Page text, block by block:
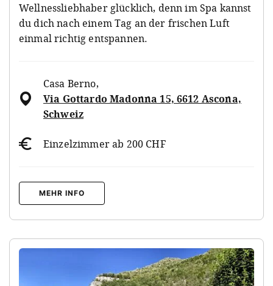
Wellnessliebhaber glücklich, denn im Spa kannst
du dich nach einem Tag an der frischen Luft
einmal richtig entspannen.
Casa Berno,
Via Gottardo Madonna 15, 6612 Ascona,
Schweiz
Einzelzimmer ab 200 CHF
MEHR INFO